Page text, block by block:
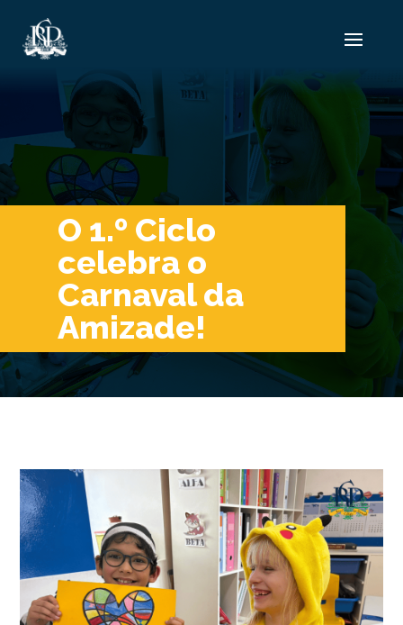
O 1.º Ciclo
celebra o
Carnaval da
Amizade!